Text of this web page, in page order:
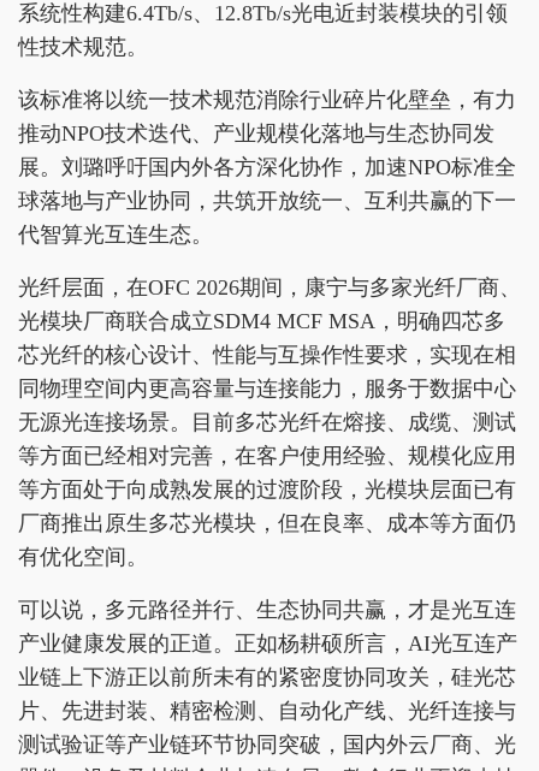
系统性构建6.4Tb/s、12.8Tb/s光电近封装模块的引领
性技术规范。
该标准将以统一技术规范消除行业碎片化壁垒，有力
推动NPO技术迭代、产业规模化落地与生态协同发
展。刘璐呼吁国内外各方深化协作，加速NPO标准全
球落地与产业协同，共筑开放统一、互利共赢的下一
代智算光互连生态。
光纤层面，在OFC 2026期间，康宁与多家光纤厂商、
光模块厂商联合成立SDM4 MCF MSA，明确四芯多
芯光纤的核心设计、性能与互操作性要求，实现在相
同物理空间内更高容量与连接能力，服务于数据中心
无源光连接场景。目前多芯光纤在熔接、成缆、测试
等方面已经相对完善，在客户使用经验、规模化应用
等方面处于向成熟发展的过渡阶段，光模块层面已有
厂商推出原生多芯光模块，但在良率、成本等方面仍
有优化空间。
可以说，多元路径并行、生态协同共赢，才是光互连
产业健康发展的正道。正如杨耕硕所言，AI光互连产
业链上下游正以前所未有的紧密度协同攻关，硅光芯
片、先进封装、精密检测、自动化产线、光纤连接与
测试验证等产业链环节协同突破，国内外云厂商、光